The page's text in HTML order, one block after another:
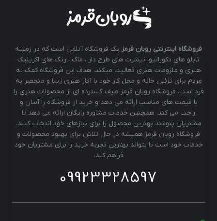
فروشگاه اینترنتی روبان قرمز یک فروشگاه آنلاین است که در زمینه
تابلو های دکوراتیو، تیشرت های طرح دار ، ماگ ، رنگ های اکریلیک
هنری و ملزومات هنری فعالیت میکند. هدف این فروشگاه کمک به
مردم برای تزئین خانه و محل کار خود با آثار هنری زیبا و منحصر به
فرد است. فروشگاه روبان قرمز طیف گسترده ای از محصولات هنری را
با قیمت های مناسب ارائه می دهد و خرید از فروشگاه را آسان و
راحت می کند. همچنین خدمات مشاوره رایگان ارائه می دهد تا
مشتریان بتوانند بهترین محصول را برای نیازهای خود انتخاب کنند.
فروشگاه روبان قرمز همیشه در حال تلاش برای بهبود محصولات و
خدمات خود است تا بتواند بهترین تجربه خرید را برای مشتریان خود
فراهم کند.
09923328597